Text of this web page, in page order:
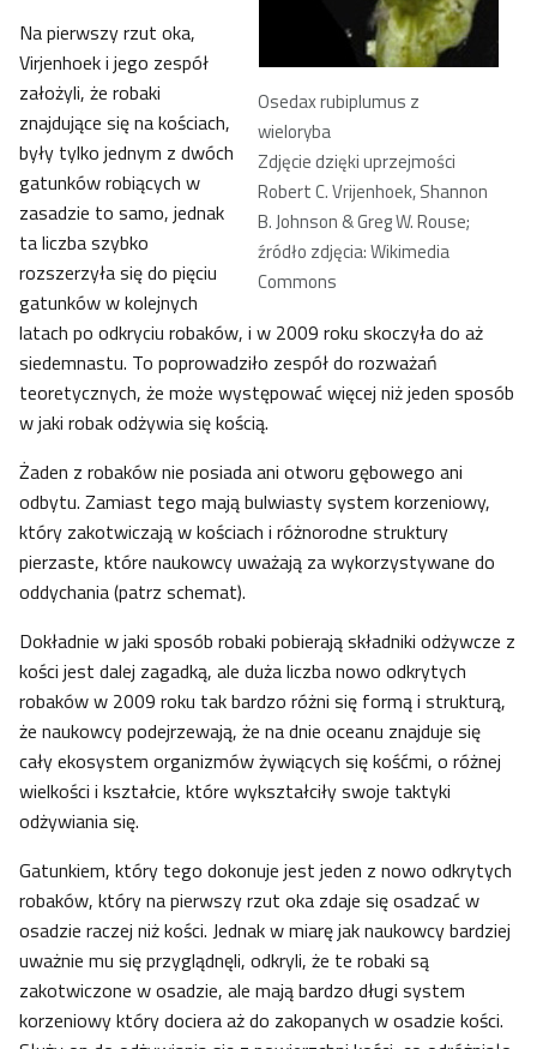
Osedax rubiplumus z
wieloryba
Zdjęcie dzięki uprzejmości
Robert C. Vrijenhoek, Shannon
B. Johnson & Greg W. Rouse;
źródło zdjęcia: Wikimedia
Commons
Na pierwszy rzut oka,
Virjenhoek i jego zespół
założyli, że robaki
znajdujące się na kościach,
były tylko jednym z dwóch
gatunków robiących w
zasadzie to samo, jednak
ta liczba szybko
rozszerzyła się do pięciu
gatunków w kolejnych
latach po odkryciu robaków, i w 2009 roku skoczyła do aż
siedemnastu. To poprowadziło zespół do rozważań
teoretycznych, że może występować więcej niż jeden sposób
w jaki robak odżywia się kością.
Żaden z robaków nie posiada ani otworu gębowego ani
odbytu. Zamiast tego mają bulwiasty system korzeniowy,
który zakotwiczają w kościach i różnorodne struktury
pierzaste, które naukowcy uważają za wykorzystywane do
oddychania (patrz schemat).
Dokładnie w jaki sposób robaki pobierają składniki odżywcze z
kości jest dalej zagadką, ale duża liczba nowo odkrytych
robaków w 2009 roku tak bardzo różni się formą i strukturą,
że naukowcy podejrzewają, że na dnie oceanu znajduje się
cały ekosystem organizmów żywiących się kośćmi, o różnej
wielkości i kształcie, które wykształciły swoje taktyki
odżywiania się.
Gatunkiem, który tego dokonuje jest jeden z nowo odkrytych
robaków, który na pierwszy rzut oka zdaje się osadzać w
osadzie raczej niż kości. Jednak w miarę jak naukowcy bardziej
uważnie mu się przyglądnęli, odkryli, że te robaki są
zakotwiczone w osadzie, ale mają bardzo długi system
korzeniowy który dociera aż do zakopanych w osadzie kości.